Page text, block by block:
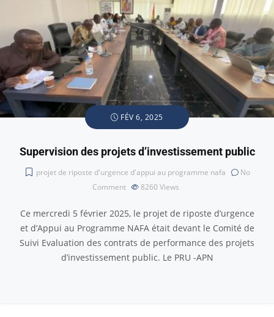
FÉV 6, 2025
Supervision des projets d’investissement public
projet de riposte d'urgence d'appui au programme nafa
No
Comment
8260 Views
Ce mercredi 5 février 2025, le projet de riposte d’urgence
et d’Appui au Programme NAFA était devant le Comité de
Suivi Evaluation des contrats de performance des projets
d’investissement public. Le PRU -APN